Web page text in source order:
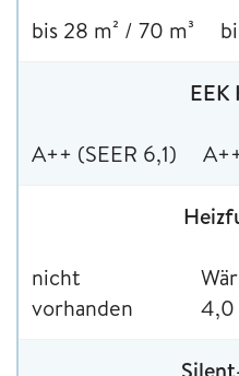
bis 28 m² / 70 m³
EEK
A++ (SEER 6,1)
nicht
vorhanden
4,0